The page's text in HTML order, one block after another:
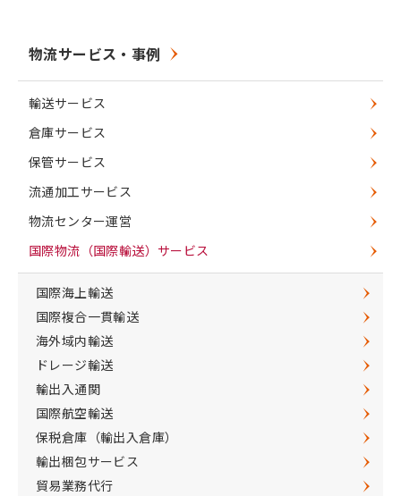
物流サービス・事例
輸送サービス
倉庫サービス
保管サービス
流通加工サービス
物流センター運営
国際物流（国際輸送）サービス
国際海上輸送
国際複合一貫輸送
海外域内輸送
ドレージ輸送
輸出入通関
国際航空輸送
保税倉庫（輸出入倉庫）
輸出梱包サービス
貿易業務代行